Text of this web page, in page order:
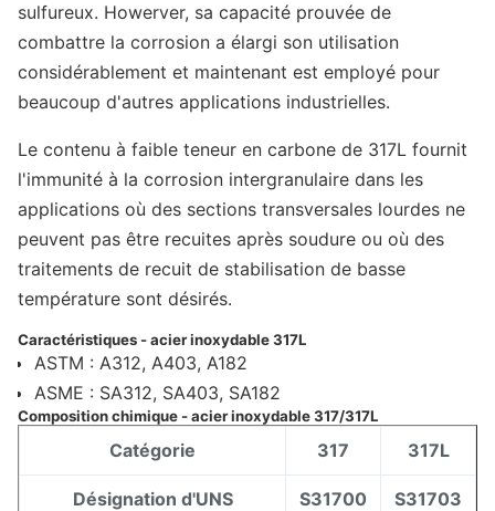
sulfureux. Howerver, sa capacité prouvée de
combattre la corrosion a élargi son utilisation
considérablement et maintenant est employé pour
beaucoup d'autres applications industrielles.
Le contenu à faible teneur en carbone de 317L fournit
l'immunité à la corrosion intergranulaire dans les
applications où des sections transversales lourdes ne
peuvent pas être recuites après soudure ou où des
traitements de recuit de stabilisation de basse
température sont désirés.
Caractéristiques - acier inoxydable 317L
ASTM : A312, A403, A182
ASME : SA312, SA403, SA182
Composition chimique - acier inoxydable 317/317L
Catégorie 317 317L
Désignation d'UNS S31700 S31703